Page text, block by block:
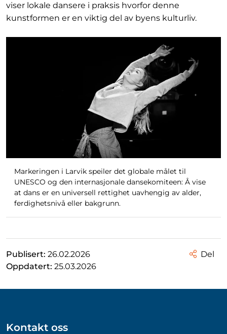
viser lokale dansere i praksis hvorfor denne
kunstformen er en viktig del av byens kulturliv.
Markeringen i Larvik speiler det globale målet til
UNESCO og den internasjonale dansekomiteen: Å vise
at dans er en universell rettighet uavhengig av alder,
ferdighetsnivå eller bakgrunn.
Publisert: 26.02.2026
Oppdatert: 25.03.2026
Del
Kontakt oss